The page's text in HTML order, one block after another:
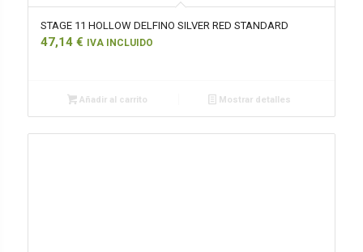
STAGE 11 HOLLOW DELFINO SILVER RED STANDARD
47,14 € IVA INCLUIDO
Añadir al carrito Mostrar detalles